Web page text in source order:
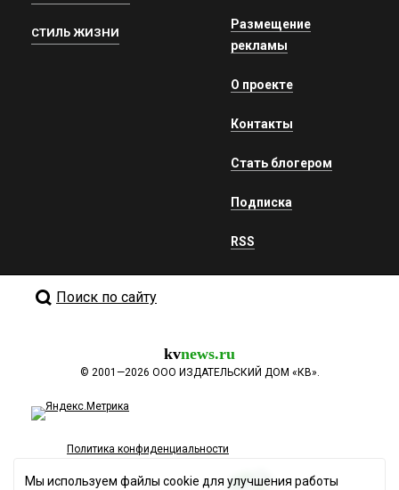
СТИЛЬ ЖИЗНИ
Размещение
рекламы
О проекте
Контакты
Стать блогером
Подписка
RSS
Поиск по сайту
kvnews.ru
© 2001—2026 ООО ИЗДАТЕЛЬСКИЙ ДОМ «КВ».
Политика конфиденциальности
Мы используем файлы cookie для улучшения работы